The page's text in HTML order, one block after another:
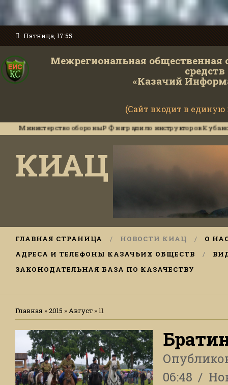
Пятница, 17:55
Межрегиональная общественная
«Казачий
(Сайт входит в
обороны РФ наградило инструкторов Кубанского
КИАЦ
ГЛАВНАЯ СТРАНИЦА НОВОСТИ КИАЦ
О
АДРЕСА И ТЕЛЕФОНЫ КАЗАЧЬИХ ОБЩЕСТВ
ЗАКОНОДАТЕЛЬНАЯ БАЗА ПО КАЗАЧЕСТВУ
Главная »2015 »Август »11
06:48